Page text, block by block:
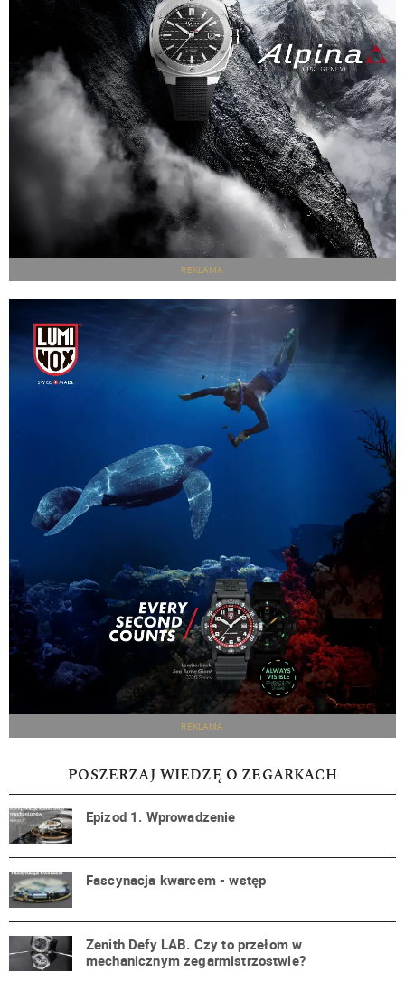
REKLAMA
REKLAMA
POSZERZAJ WIEDZĘ O ZEGARKACH
Epizod 1. Wprowadzenie
Fascynacja kwarcem - wstęp
Zenith Defy LAB. Czy to przełom w
mechanicznym zegarmistrzostwie?